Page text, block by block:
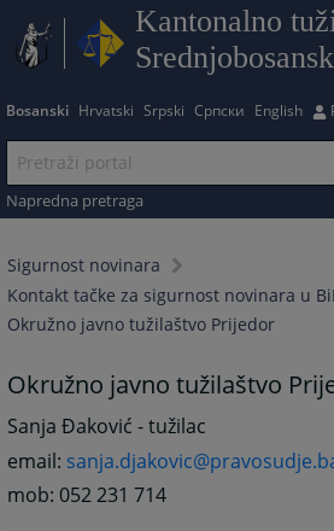
Kantonalno
Bosanski Hrvatski Srpski Српски English
Napredna pretraga
Sigurnost novinara
Kontakt tačke za sigurnost novinara u
Okružno javno tužilaštvo Prijedor
Okružno javno tužilaštvo
Sanja Đaković - tužilac
email:
mob: 052 231 714